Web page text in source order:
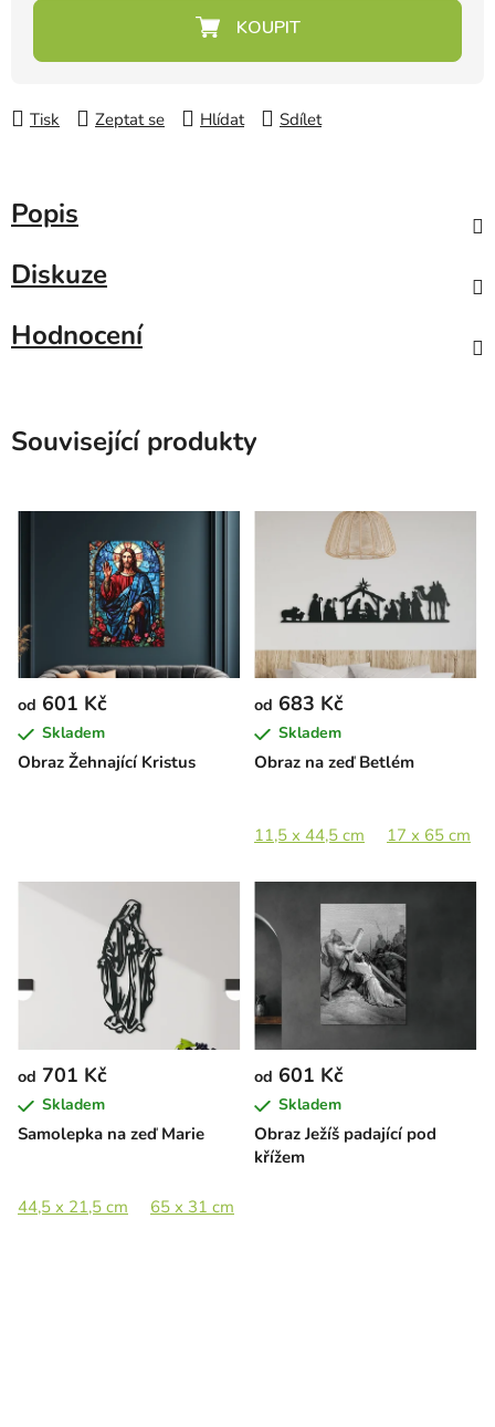
Měrná cena:
Tisk Zeptat se Hlídat Sdílet
Popis
Diskuze
Hodnocení
Související produkty
Obraz Žehnající Kristus
od 601 Kč
Skladem
Obraz na zeď Betlém
od 683 Kč
Skladem
11,5 x 44,5 cm 17 x 65 cm
Samolepka na zeď Marie
od 701 Kč
Skladem
44,5 x 21,5 cm 65 x 31 cm
Obraz Ježíš padající pod
křížem
od 601 Kč
Skladem